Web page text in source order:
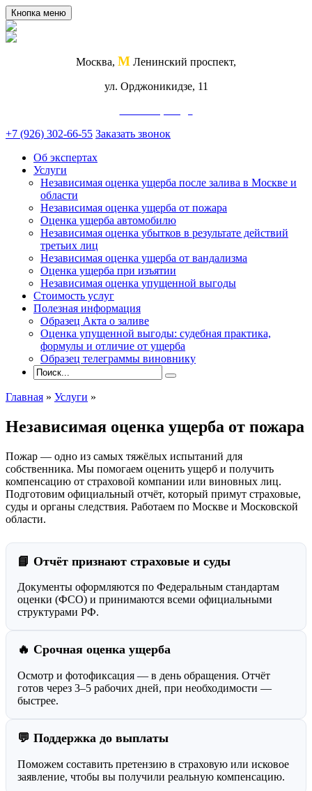
Кнопка меню
Москва, М Ленинский проспект,
ул. Орджоникидзе, 11
+7 (926) 302-66-55 Заказать звонок
Об экспертах
Услуги
Независимая оценка ущерба после залива в Москве и
области
Независимая оценка ущерба от пожара
Оценка ущерба автомобилю
Независимая оценка убытков в результате действий
третьих лиц
Независимая оценка ущерба от вандализма
Оценка ущерба при изъятии
Независимая оценка упущенной выгоды
Стоимость услуг
Полезная информация
Образец Акта о заливе
Оценка упущенной выгоды: судебная практика,
формулы и отличие от ущерба
Образец телеграммы виновнику
Главная » Услуги »
Независимая оценка ущерба от пожара
Пожар — одно из самых тяжёлых испытаний для
собственника. Мы помогаем оценить ущерб и получить
компенсацию от страховой компании или виновных лиц.
Подготовим официальный отчёт, который примут страховые,
суды и органы следствия. Работаем по Москве и Московской
области.
📘 Отчёт признают страховые и суды
Документы оформляются по Федеральным стандартам
оценки (ФСО) и принимаются всеми официальными
структурами РФ.
🔥 Срочная оценка ущерба
Осмотр и фотофиксация — в день обращения. Отчёт
готов через 3–5 рабочих дней, при необходимости —
быстрее.
💬 Поддержка до выплаты
Поможем составить претензию в страховую или исковое
заявление, чтобы вы получили реальную компенсацию.